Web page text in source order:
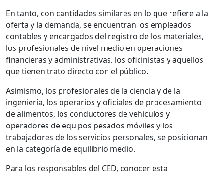
En tanto, con cantidades similares en lo que refiere a la
oferta y la demanda, se encuentran los empleados
contables y encargados del registro de los materiales,
los profesionales de nivel medio en operaciones
financieras y administrativas, los oficinistas y aquellos
que tienen trato directo con el público.
Asimismo, los profesionales de la ciencia y de la
ingeniería, los operarios y oficiales de procesamiento
de alimentos, los conductores de vehículos y
operadores de equipos pesados móviles y los
trabajadores de los servicios personales, se posicionan
en la categoría de equilibrio medio.
Para los responsables del CED, conocer esta